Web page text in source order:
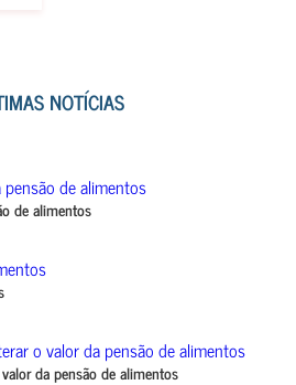
NOTÍCIAS
de alimentos
da pensão de alimentos